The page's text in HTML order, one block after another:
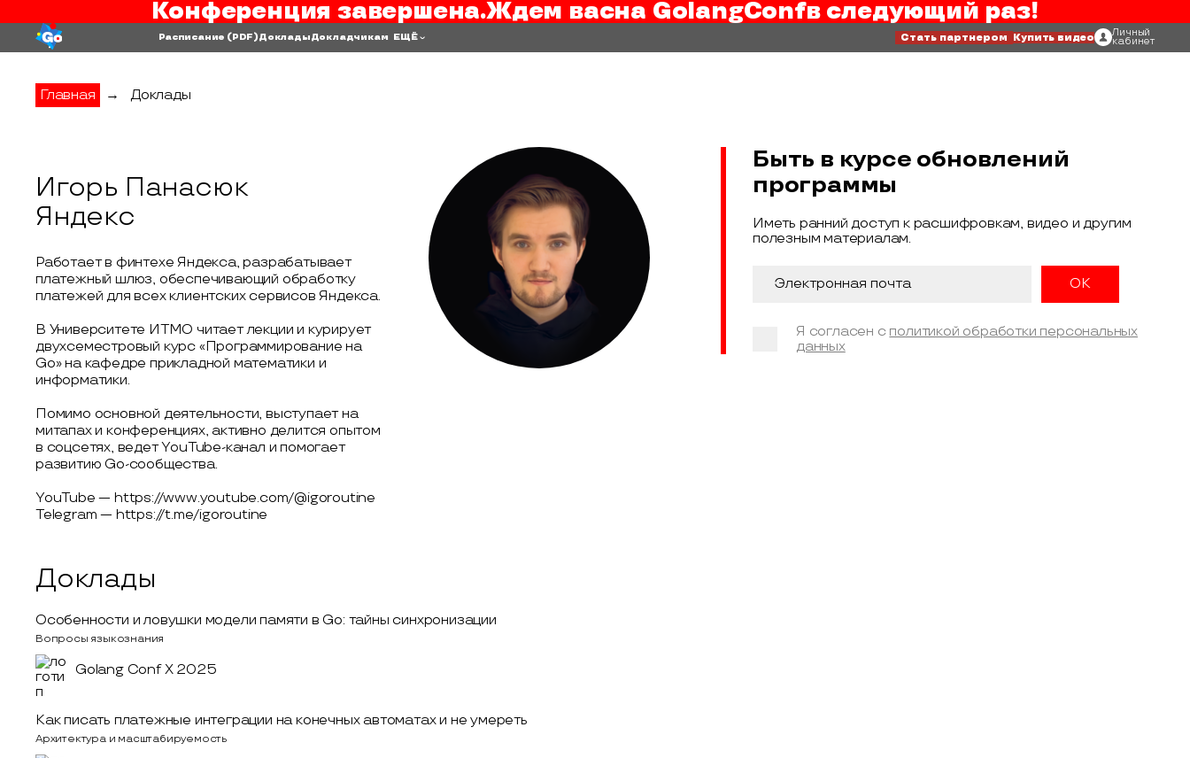
Конференция завершена.Ждем васна GolangConfв следующий раз!
Расписание (PDF)ДокладыДокладчикам ЕЩЁ Стать партнером Купить видео Личный
кабинет
Главная → Доклады
Игорь Панасюк
Яндекс
Работает в финтехе Яндекса, разрабатывает
платежный шлюз, обеспечивающий обработку
платежей для всех клиентских сервисов Яндекса.
В Университете ИТМО читает лекции и курирует
двухсеместровый курс «Программирование на
Go» на кафедре прикладной математики и
информатики.
Помимо основной деятельности, выступает на
митапах и конференциях, активно делится опытом
в соцсетях, ведет YouTube-канал и помогает
развитию Go-сообщества.
YouTube — https://www.youtube.com/@igoroutine
Telegram — https://t.me/igoroutine
Доклады
Особенности и ловушки модели памяти в Go: тайны синхронизации
Вопросы языкознания
Golang Conf X 2025
Как писать платежные интеграции на конечных автоматах и не умереть
Архитектура и масштабируемость
Быть в курсе обновлений
программы
Иметь ранний доступ к расшифровкам, видео и другим
полезным материалам.
Я согласен с политикой обработки персональных
данных